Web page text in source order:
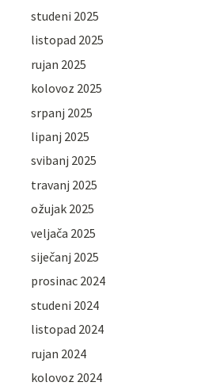
studeni 2025
listopad 2025
rujan 2025
kolovoz 2025
srpanj 2025
lipanj 2025
svibanj 2025
travanj 2025
ožujak 2025
veljača 2025
siječanj 2025
prosinac 2024
studeni 2024
listopad 2024
rujan 2024
kolovoz 2024